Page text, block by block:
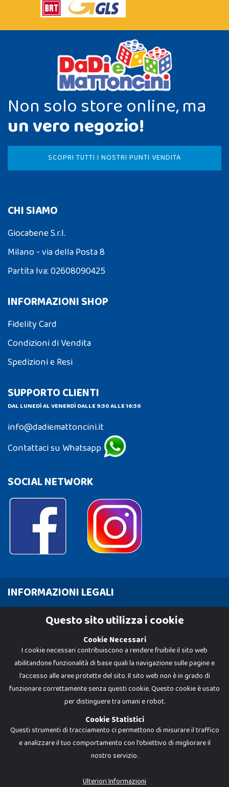
Non solo store online, ma
un vero negozio!
SCOPRI TUTTI I NOSTRI PUNTI VENDITA
CHI SIAMO
Giocabene S.r.l.
Milano - via della Posta 8
Partita Iva: 02608090425
INFORMAZIONI SHOP
Fidelity Card
Condizioni di Vendita
Spedizioni e Resi
SUPPORTO CLIENTI
DAL LUNEDÌ AL VENERDÌ DALLE 9:30 ALLE 16:30
info@dadiemattoncini.it
Contattaci su Whatsapp
SOCIAL NETWORK
INFORMAZIONI LEGALI
Cookie Policy
Dadi e Mattoncini è un brand di Giocabene Srl. Ogni riproduzione o utilizzo non
I prezzi e le promozioni pubblicate potrebbero differire da quanto esposto in
Questo sito utilizza i cookie
Cookie Necessari
I cookie necessari contribuiscono a rendere fruibile il sito web
abilitandone funzionalità di base quali la navigazione sulle pagine e
l'accesso alle aree protette del sito. Il sito web non è in grado di
funzionare correttamente senza questi cookie. Questo cookie è usato
per distinguere tra umani e robot.
Cookie Statistici
Questi strumenti di tracciamento ci permettono di misurare il traffico
e analizzare il tuo comportamento con l'obiettivo di migliorare il
nostro servizio.
Ulteriori Informazioni